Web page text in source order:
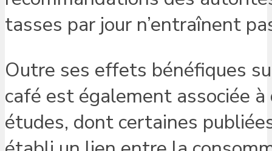
tasses par jour n’entraînent
Outre ses effets bénéfiques
café est également associée
études, dont certaines